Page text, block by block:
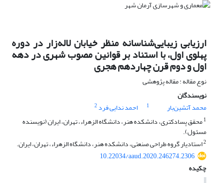
ارزیابی زیبا‌یی‌شناسانه منظر خیابان لاله‌زار در دوره
پهلوی اول، با استناد بر قوانین مصوب شهری در دهه
اول و دوم قرن چهاردهم هجری
نوع مقاله : مقاله پژوهشی
نویسندگان
محمد آتشین‌بار
1 احمد ندایی فرد 2
1محقق پسادکتری، دانشکده هنر، دانشگاه الزهراء، تهران، ایران (نویسنده
مسئول).
2استادیار گروه طراحی صنعتی، دانشکده هنر، دانشگاه الزهراء، تهران، ایران.
10.22034/aaud.2020.246274.2306
چکیده